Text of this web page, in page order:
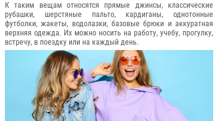
К таким вещам относятся прямые джинсы, классические
рубашки, шерстяные пальто, кардиганы, однотонные
футболки, жакеты, водолазки, базовые брюки и аккуратная
верхняя одежда. Их можно носить на работу, учебу, прогулку,
встречу, в поездку или на каждый день.